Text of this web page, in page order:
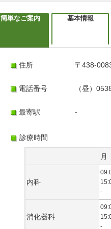
簡単なご案内 基本情報
住所 〒438-
電話番号 （昼）
最寄駅 -
診療時間
月
内科
-
消化器科
-